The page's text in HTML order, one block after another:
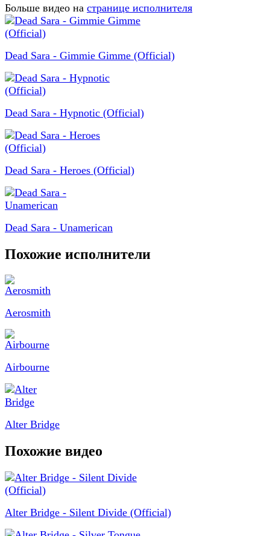
Больше видео на странице исполнителя
Dead Sara - Gimmie Gimme (Official)
Dead Sara - Hypnotic (Official)
Dead Sara - Heroes (Official)
Dead Sara - Unamerican
Похожие исполнители
Aerosmith
Airbourne
Alter Bridge
Похожие видео
Alter Bridge - Silent Divide (Official)